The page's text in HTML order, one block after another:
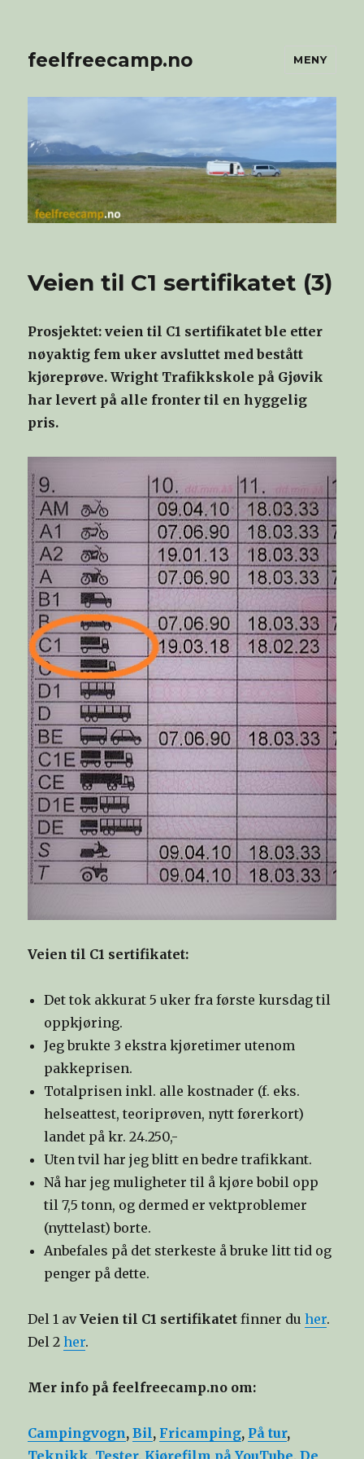
feelfreecamp.no MENY
Veien til C1 sertifikatet (3)
Prosjektet: veien til C1 sertifikatet ble etter
nøyaktig fem uker avsluttet med bestått
kjøreprøve. Wright Trafikkskole på Gjøvik
har levert på alle fronter til en hyggelig
pris.
Veien til C1 sertifikatet:
Det tok akkurat 5 uker fra første kursdag til
oppkjøring.
Jeg brukte 3 ekstra kjøretimer utenom
pakkeprisen.
Totalprisen inkl. alle kostnader (f. eks.
helseattest, teoriprøven, nytt førerkort)
landet på kr. 24.250,-
Uten tvil har jeg blitt en bedre trafikkant.
Nå har jeg muligheter til å kjøre bobil opp
til 7,5 tonn, og dermed er vektproblemer
(nyttelast) borte.
Anbefales på det sterkeste å bruke litt tid og
penger på dette.
Del 1 avVeien til C1 sertifikatet finner duher.
Del 2her.
Mer info på feelfreecamp.no om:
Campingvogn,Bil, Fricamping, På tur,
Teknikk, Tester, Kjørefilm på YouTube,De